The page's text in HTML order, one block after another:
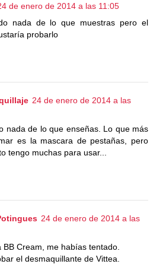
de enero de 2014 a las 11:05
nada de lo que muestras pero el
probarlo
24 de enero de 2014 a las
nada de lo que enseñas. Lo que más
es la mascara de pestañas, pero
tengo muchas para usar...
24 de enero de 2014 a las
BB Cream, me habías tentado.
el desmaquillante de Vittea.